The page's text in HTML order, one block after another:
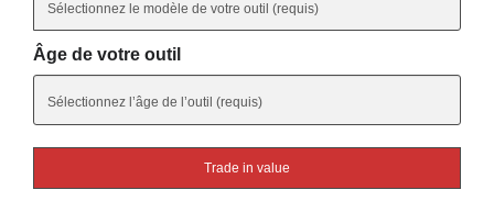
Âge de votre outil